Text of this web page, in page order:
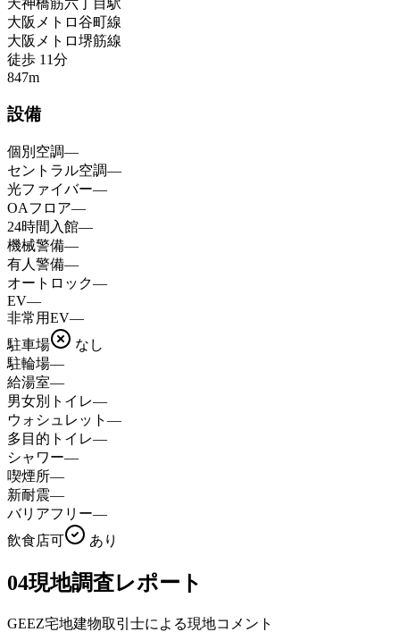
天神橋筋六丁目 駅
大阪メトロ谷町線
大阪メトロ堺筋線
徒歩 11分
847m
設備
個別空調—
セントラル空調—
光ファイバー—
OAフロア—
24時間入館—
機械警備—
有人警備—
オートロック—
EV—
非常用EV—
駐車場
なし
駐輪場—
給湯室—
男女別トイレ—
ウォシュレット —
多目的トイレ—
シャワー—
喫煙所—
新耐震—
バリアフリー—
飲食店可
あり
04現地調査レポート
GEEZ宅地建物取引士による現地コメント